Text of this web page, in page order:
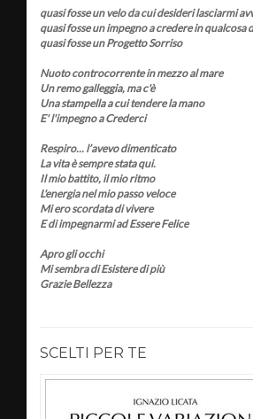
quasi fosse un velo da cui desideri lasciarmi
quasi fosse un impegno a credere in qualcosa
quasi fosse un Progetto Sorriso
Nuoto controcorrente in mezzo al mare
Un remo galleggia, ma c'è
Una stampella a cui tendere la mano
E' l'impegno a Crederci
Respiro... l’avevo dimenticato
La vita è sempre stata qui.
Il mio battito, il mio ritmo
L'energia nel mio passo veloce
Mi ero scordata di vivere
E di impegnarmi ad Essere Felice
Apro gli occhi
Mi sembra di Esistere di più
Grazie Bellezza
SCELTI PER TE